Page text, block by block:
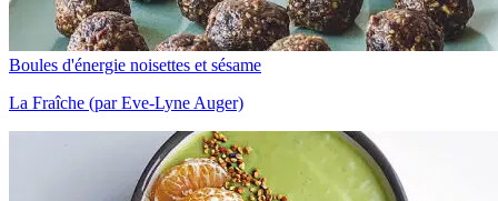
Boules d'énergie noisettes et sésame
La Fraîche (par Eve-Lyne Auger)